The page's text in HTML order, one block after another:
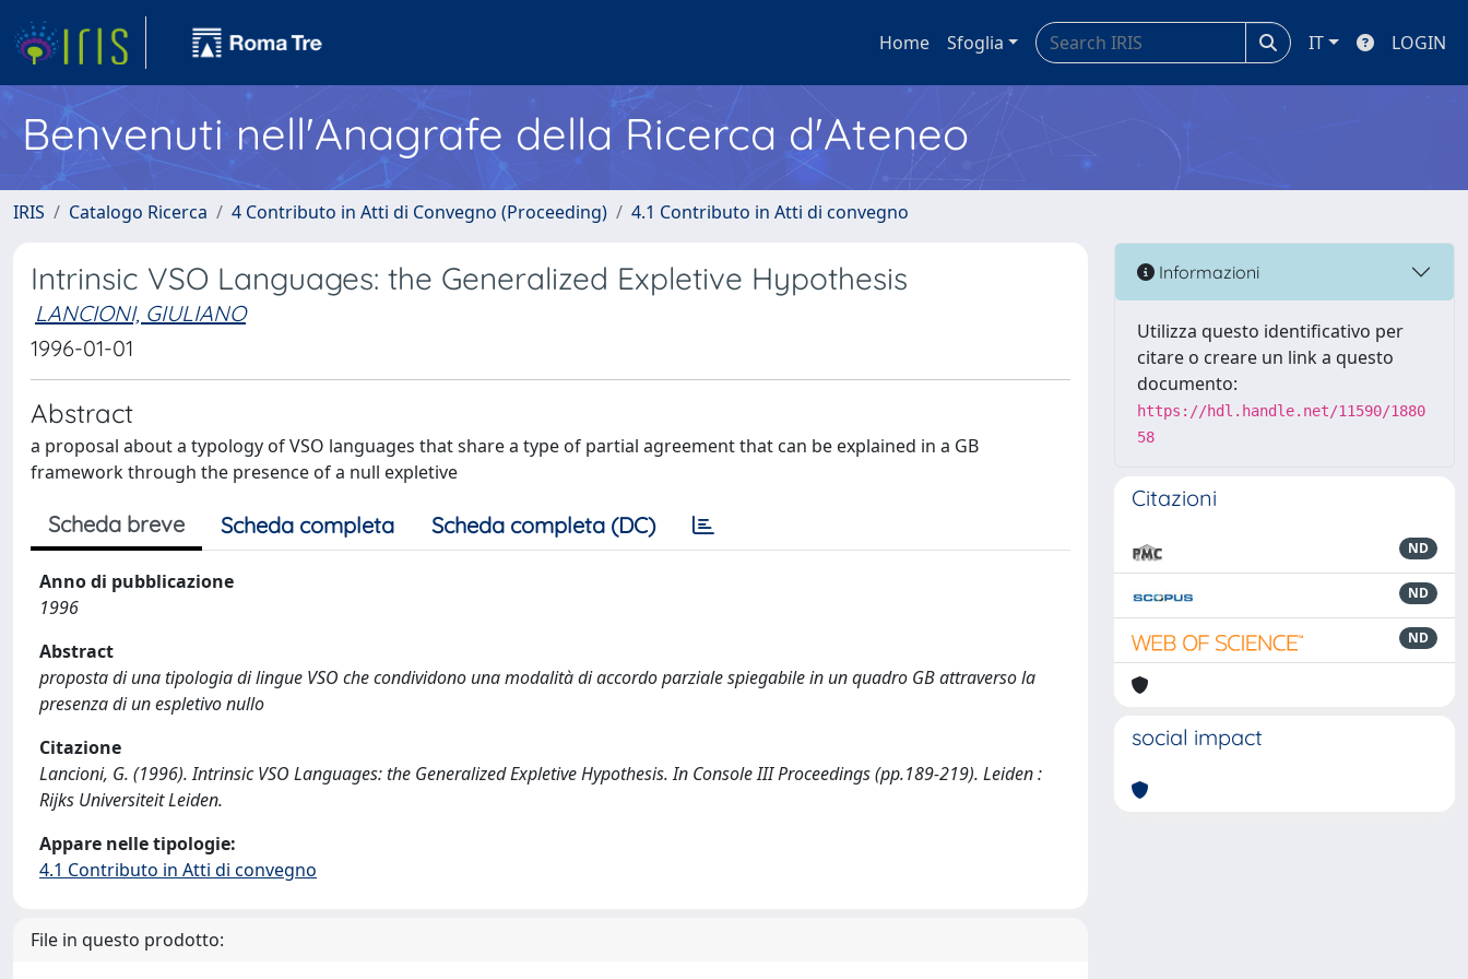
Home Sfoglia IT LOGIN
Benvenuti nell'Anagrafe della Ricerca d'Ateneo
IRIS Catalogo Ricerca 4 Contributo in Atti di Convegno (Proceeding) 4.1 Contributo in Atti di convegno
Intrinsic VSO Languages: the Generalized Expletive Hypothesis
LANCIONI, GIULIANO
1996-01-01
Abstract
a proposal about a typology of VSO languages that share a type of partial agreement that can be explained in a GB
framework through the presence of a null expletive
Scheda breve Scheda completa Scheda completa (DC)
Anno di pubblicazione
1996
Abstract
proposta di una tipologia di lingue VSO che condividono una modalità di accordo parziale spiegabile in un quadro GB attraverso la
presenza di un espletivo nullo
Citazione
Lancioni, G. (1996). Intrinsic VSO Languages: the Generalized Expletive Hypothesis. In Console III Proceedings (pp.189-219). Leiden :
Rijks Universiteit Leiden.
Appare nelle tipologie:
4.1 Contributo in Atti di convegno
File in questo prodotto:
Informazioni
Utilizza questo identificativo per
citare o creare un link a questo
documento:
https://hdl.handle.net/11590/1880
58
Citazioni
ND
ND
ND
social impact